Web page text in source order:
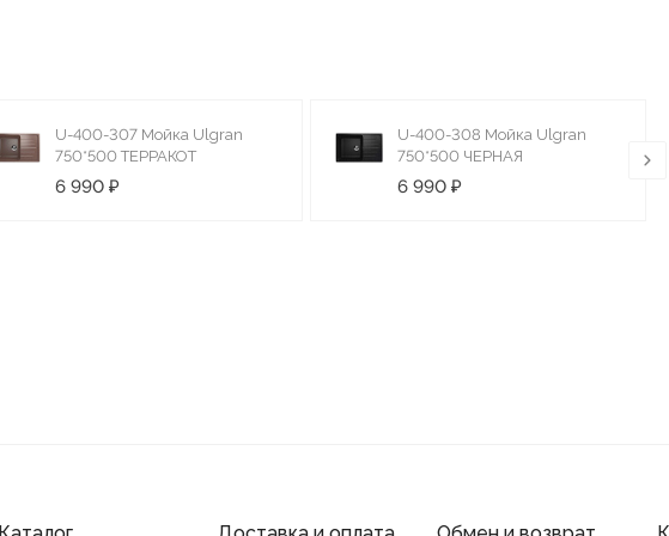
U-400-307 Мойка Ulgran
750*500 ТЕРРАКОТ
6 990 ₽
U-400-308 Мойка Ulgran
750*500 ЧЕРНАЯ
6 990 ₽